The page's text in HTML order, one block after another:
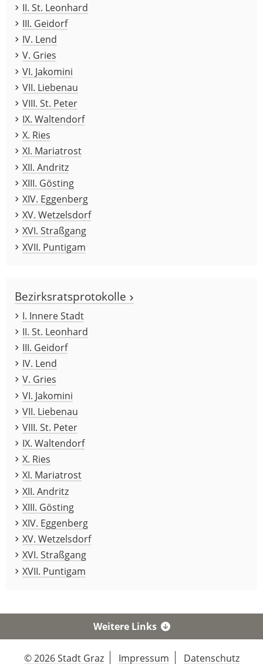
II. St. Leonhard
III. Geidorf
IV. Lend
V. Gries
VI. Jakomini
VII. Liebenau
VIII. St. Peter
IX. Waltendorf
X. Ries
XI. Mariatrost
XII. Andritz
XIII. Gösting
XIV. Eggenberg
XV. Wetzelsdorf
XVI. Straßgang
XVII. Puntigam
Bezirksratsprotokolle
I. Innere Stadt
II. St. Leonhard
III. Geidorf
IV. Lend
V. Gries
VI. Jakomini
VII. Liebenau
VIII. St. Peter
IX. Waltendorf
X. Ries
XI. Mariatrost
XII. Andritz
XIII. Gösting
XIV. Eggenberg
XV. Wetzelsdorf
XVI. Straßgang
XVII. Puntigam
Weitere Links
© 2026 Stadt Graz Impressum Datenschutz